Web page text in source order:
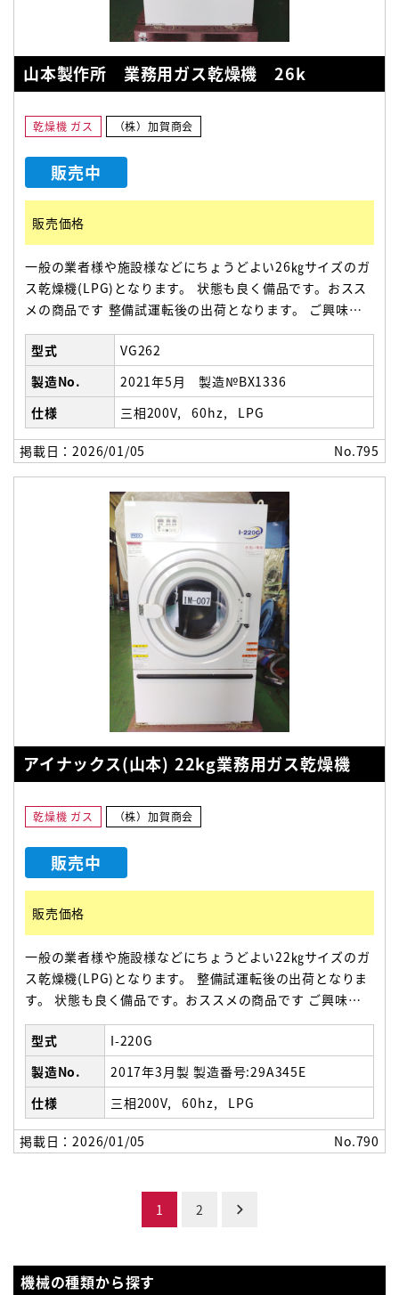
山本製作所 業務用ガス乾燥機 26k
乾燥機 ガス （株）加賀商会
販売中
販売価格
一般の業者様や施設様などにちょうどよい26㎏サイズのガ
ス乾燥機(LPG)となります。 状態も良く備品です。おスス
メの商品です 整備試運転後の出荷となります。 ご興味の
ある方は、お早めにご連絡ください。 【機械寸法】
970(幅)×1288(奥)×1889(高）
型式
VG262
製造No.
2021年5月 製造№BX1336
仕様
三相200V 60hz LPG
掲載日：2026/01/05 No.795
アイナックス(山本) 22kg業務用ガス乾燥機
乾燥機 ガス （株）加賀商会
販売中
販売価格
一般の業者様や施設様などにちょうどよい22㎏サイズのガ
ス乾燥機(LPG)となります。 整備試運転後の出荷となりま
す。 状態も良く備品です。おススメの商品です ご興味の
ある方は、お早めにご連絡ください。 970(幅)×1275(奥
行)×1890(高さ）
型式
I-220G
製造No.
2017年3月製 製造番号:29A345E
仕様
三相200V 60hz LPG
掲載日：2026/01/05 No.790
の
1 2
機械の種類から探す